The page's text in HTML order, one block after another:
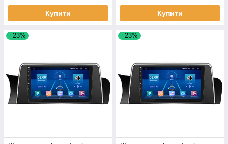
Купити Купити
–23% –23%